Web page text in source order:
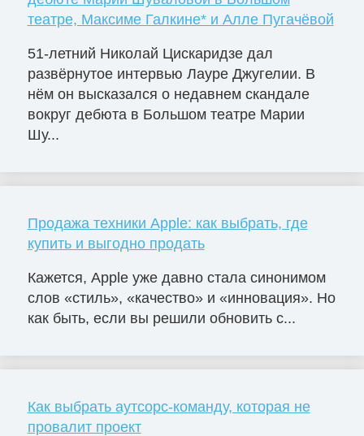
театре, Максиме Галкине* и Алле Пугачёвой
51-летний Николай Цискаридзе дал
развёрнутое интервью Лауре Джугелии. В
нём он высказался о недавнем скандале
вокруг дебюта в Большом театре Марии
Шу...
Продажа техники Apple: как выбрать, где
купить и выгодно продать
Кажется, Apple уже давно стала синонимом
слов «стиль», «качество» и «инновация». Но
как быть, если вы решили обновить с...
Как выбрать аутсорс-команду, которая не
провалит проект